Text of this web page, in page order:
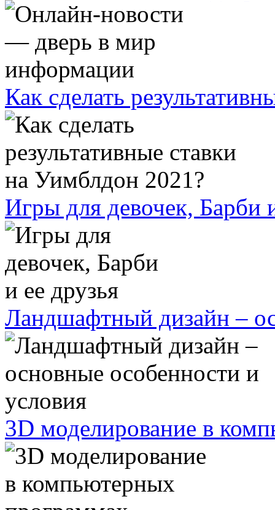
Как сделать
Игры для девочек, Барби
Ландшафтный дизайн –
3D моделирование в